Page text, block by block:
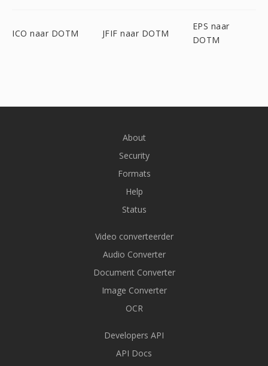
ICO naar DOTM JFIF naar DOTM
EPS naar
DOTM
About
Security
Formats
Help
Status
Video converteerder
Audio Converter
Document Converter
Image Converter
OCR
Developers API
API Docs